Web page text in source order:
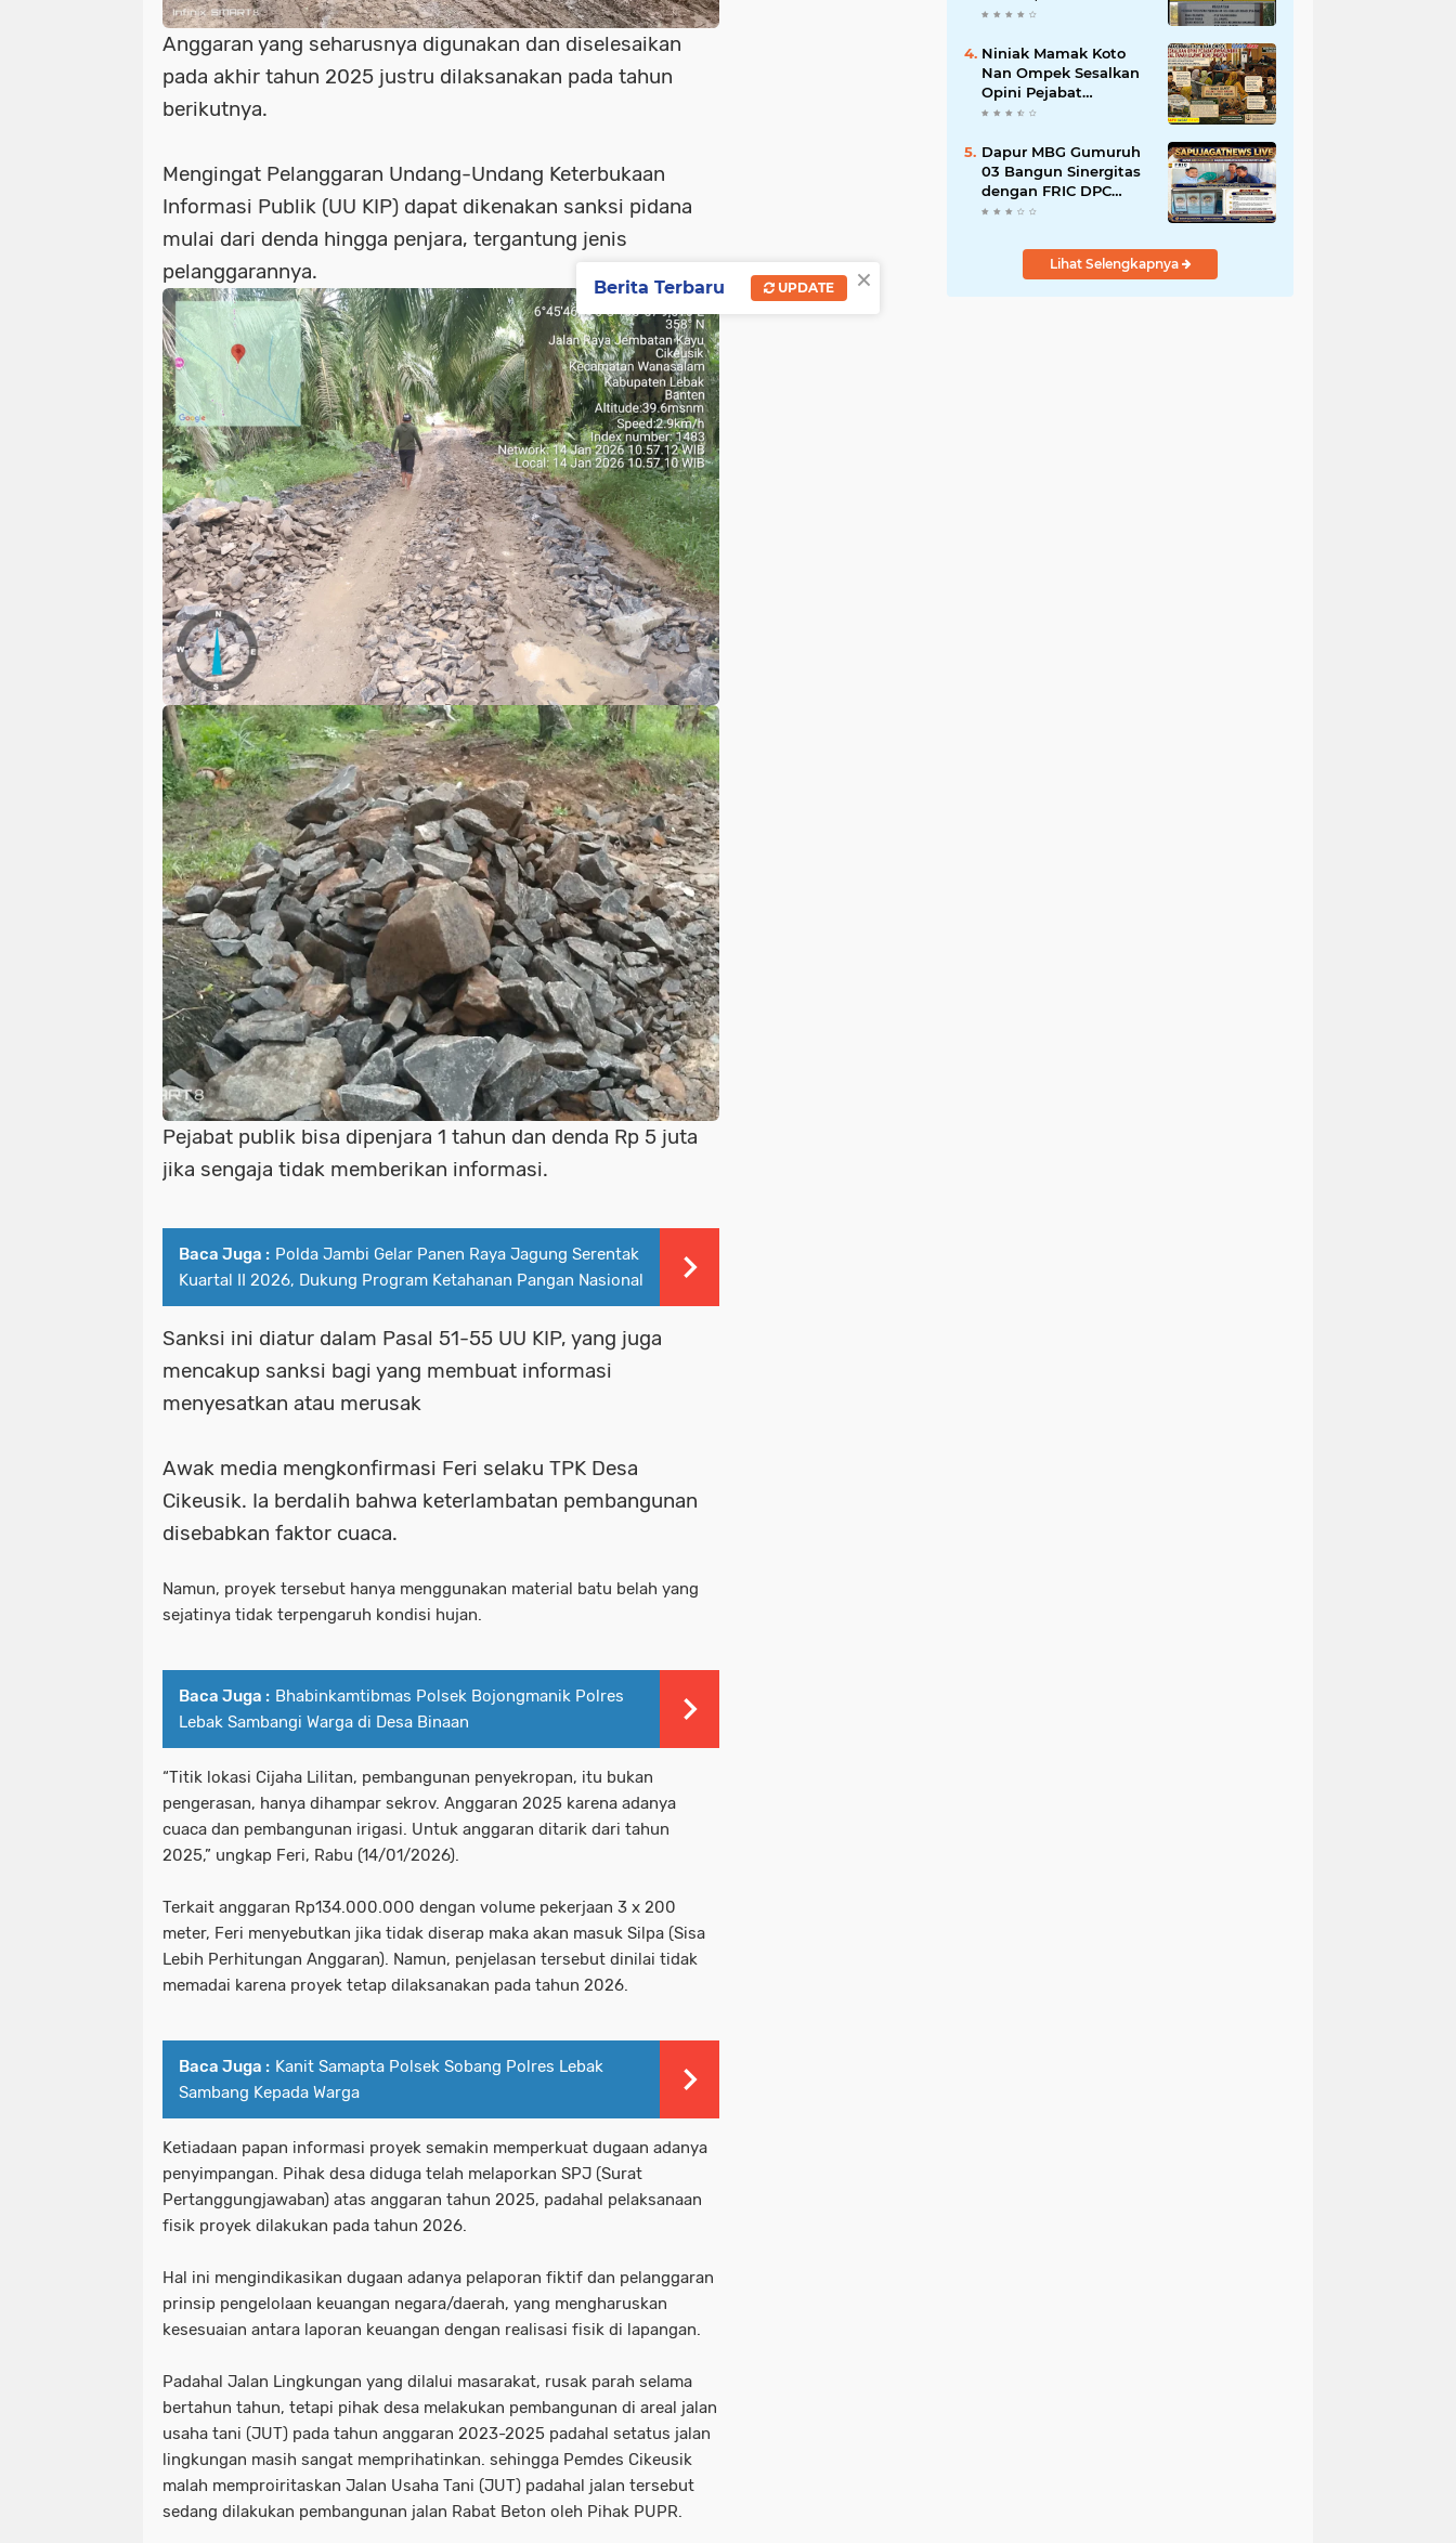
Anggaran yang seharusnya digunakan dan diselesaikan
pada akhir tahun 2025 justru dilaksanakan pada tahun
berikutnya.
Mengingat Pelanggaran Undang-Undang Keterbukaan
Informasi Publik (UU KIP) dapat dikenakan sanksi pidana
mulai dari denda hingga penjara, tergantung jenis
pelanggarannya.
Pejabat publik bisa dipenjara 1 tahun dan denda Rp 5 juta
jika sengaja tidak memberikan informasi.
Baca Juga : Polda Jambi Gelar Panen Raya Jagung Serentak
Kuartal II 2026, Dukung Program Ketahanan Pangan Nasional
Sanksi ini diatur dalam Pasal 51-55 UU KIP, yang juga
mencakup sanksi bagi yang membuat informasi
menyesatkan atau merusak
Awak media mengkonfirmasi Feri selaku TPK Desa
Cikeusik. Ia berdalih bahwa keterlambatan pembangunan
disebabkan faktor cuaca.
Namun, proyek tersebut hanya menggunakan material batu belah yang
sejatinya tidak terpengaruh kondisi hujan.
Baca Juga : Bhabinkamtibmas Polsek Bojongmanik Polres
Lebak Sambangi Warga di Desa Binaan
“Titik lokasi Cijaha Lilitan, pembangunan penyekropan, itu bukan
pengerasan, hanya dihampar sekrov. Anggaran 2025 karena adanya
cuaca dan pembangunan irigasi. Untuk anggaran ditarik dari tahun
2025,” ungkap Feri, Rabu (14/01/2026).
Terkait anggaran Rp134.000.000 dengan volume pekerjaan 3 x 200
meter, Feri menyebutkan jika tidak diserap maka akan masuk Silpa (Sisa
Lebih Perhitungan Anggaran). Namun, penjelasan tersebut dinilai tidak
memadai karena proyek tetap dilaksanakan pada tahun 2026.
Baca Juga : Kanit Samapta Polsek Sobang Polres Lebak
Sambang Kepada Warga
Ketiadaan papan informasi proyek semakin memperkuat dugaan adanya
penyimpangan. Pihak desa diduga telah melaporkan SPJ (Surat
Pertanggungjawaban) atas anggaran tahun 2025, padahal pelaksanaan
fisik proyek dilakukan pada tahun 2026.
Hal ini mengindikasikan dugaan adanya pelaporan fiktif dan pelanggaran
prinsip pengelolaan keuangan negara/daerah, yang mengharuskan
kesesuaian antara laporan keuangan dengan realisasi fisik di lapangan.
Padahal Jalan Lingkungan yang dilalui masarakat, rusak parah selama
bertahun tahun, tetapi pihak desa melakukan pembangunan di areal jalan
usaha tani (JUT) pada tahun anggaran 2023-2025 padahal setatus jalan
lingkungan masih sangat memprihatinkan. sehingga Pemdes Cikeusik
malah memproiritaskan Jalan Usaha Tani (JUT) padahal jalan tersebut
sedang dilakukan pembangunan jalan Rabat Beton oleh Pihak PUPR.
Diduga Terisi Tanah,
Sanksi Berat Hingga
Pidana
Niniak Mamak Koto
Nan Ompek Sesalkan
Opini Pejabat
Payakumbuh Soal
Jabatan
Dapur MBG Gumuruh
03 Bangun Sinergitas
dengan FRIC DPC
Kabupaten Lebak,
SOP BGN Pusat
Lihat Selengkapnya
×
Berita Terbaru UPDATE